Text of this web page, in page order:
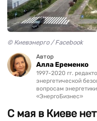
© Киевэнерго / Facebook
Автор
Алла Еременко
1997-2020 гг.
энергетической
вопросам
«ЭнергоБизнес»
С мая в Киеве